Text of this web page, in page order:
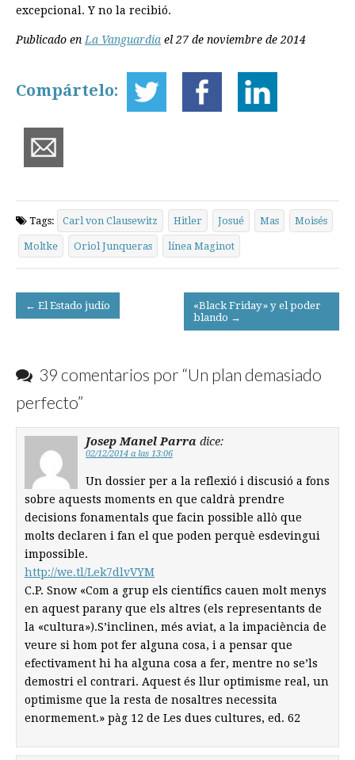
excepcional. Y no la recibió.
Publicado en La Vanguardia el 27 de noviembre de 2014
Compártelo:
Tags: Carl von Clausewitz Hitler Josué Mas Moisés
Moltke Oriol Junqueras línea Maginot
Post
← El Estado judío
«Black Friday» y el poder
blando →
39 comentarios por “Un plan demasiado
perfecto”
Josep Manel Parra dice:
02/12/2014 a las 13:06
Un dossier per a la reflexió i discusió a fons
sobre aquests moments en que caldrà prendre
decisions fonamentals que facin possible allò que
molts declaren i fan el que poden perquè esdevingui
impossible.
http://we.tl/Lek7dlvVYM
C.P. Snow «Com a grup els científics cauen molt menys
en aquest parany que els altres (els representants de
la «cultura»).S’inclinen, més aviat, a la impaciència de
veure si hom pot fer alguna cosa, i a pensar que
efectivament hi ha alguna cosa a fer, mentre no se’ls
demostri el contrari. Aquest és llur optimisme real, un
optimisme que la resta de nosaltres necessita
enormement.» pàg 12 de Les dues cultures, ed. 62